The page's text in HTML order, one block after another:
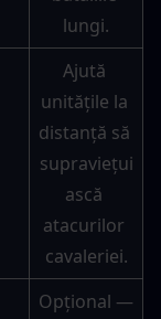
lungi.
Ajută
unitățile la
distanță să
supraviețui
ască
atacurilor
cavaleriei.
Opțional —